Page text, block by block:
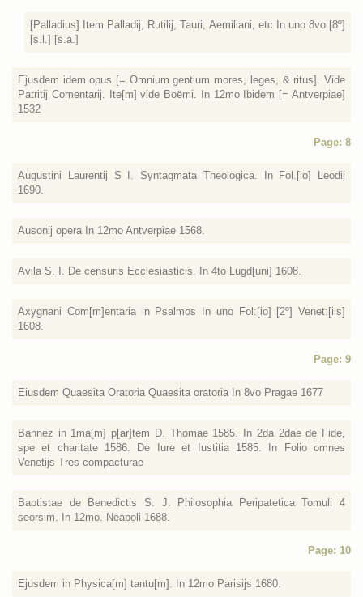
[Palladius] Item Palladij, Rutilij, Tauri, Aemiliani, etc In uno 8vo [8º]
[s.l.] [s.a.]
Ejusdem idem opus [= Omnium gentium mores, leges, & ritus]. Vide
Patritij Comentarij. Ite[m] vide Boёmi. In 12mo Ibidem [= Antverpiae]
1532
Page: 8
Augustini Laurentij S I. Syntagmata Theologica. In Fol.[io] Leodij
1690.
Ausonij opera In 12mo Antverpiae 1568.
Avila S. I. De censuris Ecclesiasticis. In 4to Lugd[uni] 1608.
Axygnani Com[m]entaria in Psalmos In uno Fol:[io] [2º] Venet:[iis]
1608.
Page: 9
Eiusdem Quaesita Oratoria Quaesita oratoria In 8vo Pragae 1677
Bannez in 1ma[m] p[ar]tem D. Thomae 1585. In 2da 2dae de Fide,
spe et charitate 1586. De Iure et Iustitia 1585. In Folio omnes
Venetijs Tres compacturae
Baptistae de Benedictis S. J. Philosophia Peripatetica Tomuli 4
seorsim. In 12mo. Neapoli 1688.
Page: 10
Ejusdem in Physica[m] tantu[m]. In 12mo Parisijs 1680.